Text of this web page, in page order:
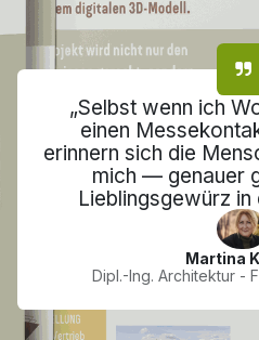
„Selbst wenn ich
einen
erinnern sich die
mich — genauer
Lieblingsgewürz
Martina
Dipl.-Ing. Architektur -